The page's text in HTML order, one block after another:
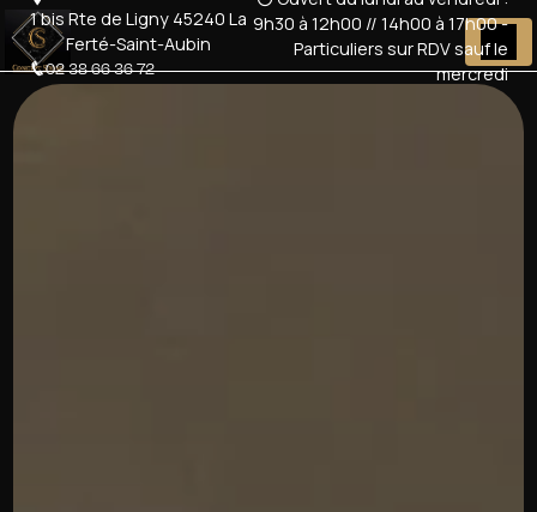
1 bis Rte de Ligny 45240 La
Ferté-Saint-Aubin
02 38 66 36 72
9h30 à 12h00 // 14h00 à 17h00 -
Particuliers sur RDV sauf le
mercredi
Panneau de gestion des cookies